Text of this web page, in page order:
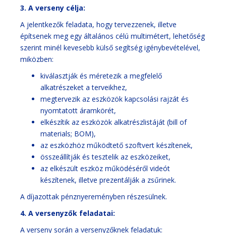
3. A verseny célja:
A jelentkezők feladata, hogy tervezzenek, illetve
építsenek meg egy általános célú multimétert, lehetőség
szerint minél kevesebb külső segítség igénybevételével,
miközben:
kiválasztják és méretezik a megfelelő
alkatrészeket a terveikhez,
megtervezik az eszközök kapcsolási rajzát és
nyomtatott áramkörét,
elkészítik az eszközök alkatrészlistáját (bill of
materials; BOM),
az eszközhöz működtető szoftvert készítenek,
összeállítják és tesztelik az eszközeiket,
az elkészült eszköz működéséről videót
készítenek, illetve prezentálják a zsűrinek.
A díjazottak pénznyereményben részesülnek.
4. A versenyzők feladatai:
A verseny során a versenyzőknek feladatuk: